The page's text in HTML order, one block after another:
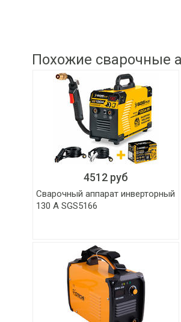
Похожие сварочные
4512 руб
Сварочный аппарат инверторный
130 А SGS5166